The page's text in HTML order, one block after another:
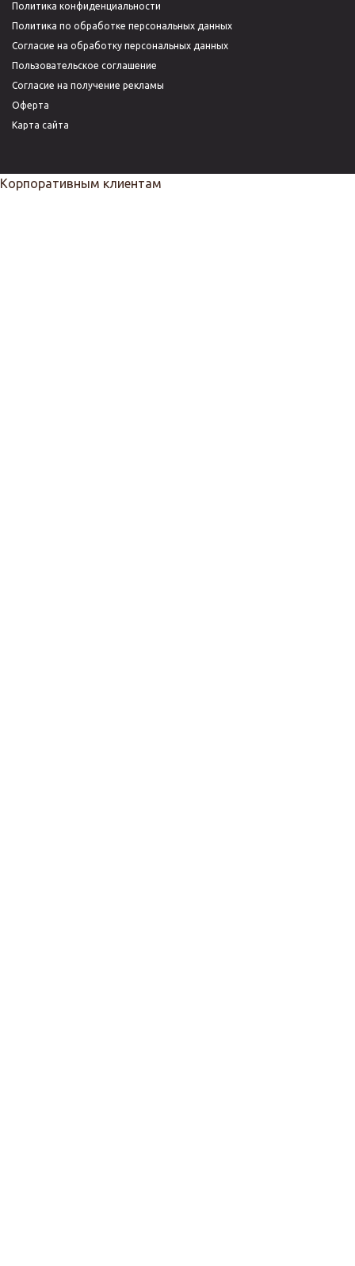
Политика конфиденциальности
Политика по обработке персональных данных
Согласие на обработку персональных данных
Пользовательское соглашение
Согласие на получение рекламы
Оферта
Карта сайта
Корпоративным клиентам